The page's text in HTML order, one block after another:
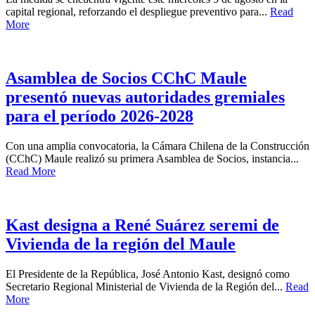
capital regional, reforzando el despliegue preventivo para... Read
More
Asamblea de Socios CChC Maule
presentó nuevas autoridades gremiales
para el período 2026-2028
Con una amplia convocatoria, la Cámara Chilena de la Construcción
(CChC) Maule realizó su primera Asamblea de Socios, instancia...
Read More
Kast designa a René Suárez seremi de
Vivienda de la región del Maule
El Presidente de la República, José Antonio Kast, designó como
Secretario Regional Ministerial de Vivienda de la Región del... Read
More